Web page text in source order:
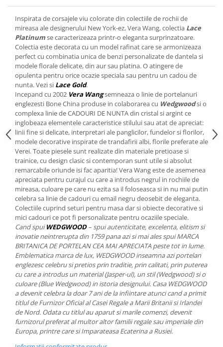
CELESTIAL PLATINUM
CORNUCOPIA
INTAGLIO
JASPER CONRAN GOLD
RENAISSANCE GOLD
ANTHEMION BLUE
BUTTERFLY BLOOM
OLD COUNTRY ROSES
PASHMINA
SIGNET PLATINUM
CELESTIAL GOLD
NATURE
CHINOISERIE WHITE
JASPER CONRAN WHITE
GILDED MUSE
WONDERLUST
MORRIS&AMP;CO
KINGSLEY
SERENDIPITY GOLD
SERENDIPITY PLATINUM
CHELSEA
MEDICEA
CELESTIAL
PATCHWORK WILLOW
BLUE LILY
Inspirata de corsajele viu colorate din colectiile de rochii de
mireasa ale designerului New York-ez, Vera Wang, colectia Lace
Platinumse caracterizeaza printr-o eleganta surprinzatoare.
Colectia este decorata cu un model rafinat care se armonizeaza
perfect cu combinatia unica de benzi personalizate de dantela si
modele florale delicate, din aur sau platina. O atingere de
opulenta pentru orice ocazie speciala sau pentru un cadou de
nunta. Vezi si Lace Gold.
Incepand cu 2002 Vera Wangsemneaza o linie de portelanuri
englezesti Bone China produse in colaborarea cu Wedgwoodsi o
complexa linie de CADOURI DE NUNTA din cristal si argint ce
inglobeaza elementele caracteristice stilului sau atat de apreciat:
linii fine si delicate, interpretari ale panglicilor, fundelor si florilor,
modele decorative inspirate de trandafirii albi, florile preferate ale
Verei. Toate piesele sunt realizate din materiale pretioase si
trainice, cu design clasic si contemporan sunt utile si absolut
remarcabile oriunde isi fac aparitia! Vera Wang este de asemenea
apreciata pentru curajul cu care a introdus negrul in rochiile de
mireasa, culoare pe care nu ezita sa il foloseasca si in nu mai putin
celebra sa linie de cadouri cu email negru deosebit de eleganta.
Colectiile cuprind seturi pentru masa dar si obiecte decorative si
mici cadouri ce pot fi personalizate pentru ocaziile speciale.
Cand spuiWEDGWOOD– spui autenticitate, excelenta, elitism si
inovatie neintrerupta din 1759 pana azi si mai ales spui MARCA
BRITANICA DE PORTELAN CEA MAI APRECIATA peste tot in lume.
Emblematica marca de lux, WEDGWOOD inseamna azi portelan
englezesc celebru si pretios prin traditie, prin calitati, prin puterea
cu care a introdus un material (Jasper-ul), un stil (Wedgwood) si o
culoare (Blue Wedgwood) in istoria designului. Casa WEDGWOOD
a devenit celebra la doar 7 ani de la infiintare atunci cand a primit
titlul de Furnizor Oficial al Casei Regale a Marii Britanii si Irlandei
de Nord. Odata cu titlul au aparut si marile comenzi, devenit
furnizorul preferat al multor altor familii regale sau imperiale din
Europa, printre care si Imparateasa Ecaterina a Rusiei.